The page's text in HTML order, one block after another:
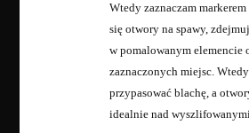
Wtedy zaznaczam
się otwory na spawy,
w pomalowanym elemencie
zaznaczonych miejsc.
przypasować blachę, a
idealnie nad